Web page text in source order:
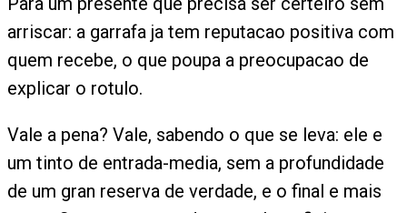
arriscar: a garrafa ja tem reputacao positiva com
quem recebe, o que poupa a preocupacao de
explicar o rotulo.
Vale a pena? Vale, sabendo o que se leva: ele e
um tinto de entrada-media, sem a profundidade
de um gran reserva de verdade, e o final e mais